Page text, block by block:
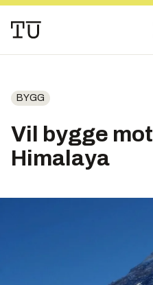
BYGG
Vil bygge
Himalaya